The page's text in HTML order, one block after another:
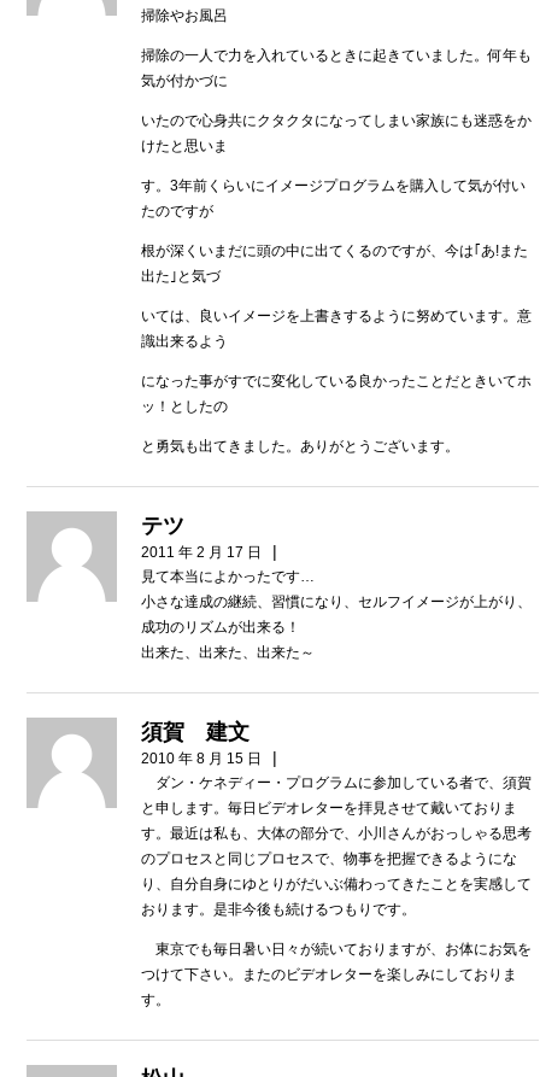
掃除やお風呂
掃除の一人で力を入れているときに起きていました。何年も
気が付かづに
いたので心身共にクタクタになってしまい家族にも迷惑をか
けたと思いま
す。3年前くらいにイメージプログラムを購入して気が付い
たのですが
根が深くいまだに頭の中に出てくるのですが、今は｢あ!また
出た｣と気づ
いては、良いイメージを上書きするように努めています。意
識出来るよう
になった事がすでに変化している良かったことだときいてホ
ッ！としたの
と勇気も出てきました。ありがとうございます。
テツ
2011 年 2 月 17 日 |
見て本当によかったです…
小さな達成の継続、習慣になり、セルフイメージが上がり、
成功のリズムが出来る！
出来た、出来た、出来た～
須賀 建文
2010 年 8 月 15 日 |
ダン・ケネディー・プログラムに参加している者で、須賀
と申します。毎日ビデオレターを拝見させて戴いておりま
す。最近は私も、大体の部分で、小川さんがおっしゃる思考
のプロセスと同じプロセスで、物事を把握できるようにな
り、自分自身にゆとりがだいぶ備わってきたことを実感して
おります。是非今後も続けるつもりです。
東京でも毎日暑い日々が続いておりますが、お体にお気を
つけて下さい。またのビデオレターを楽しみにしておりま
す。